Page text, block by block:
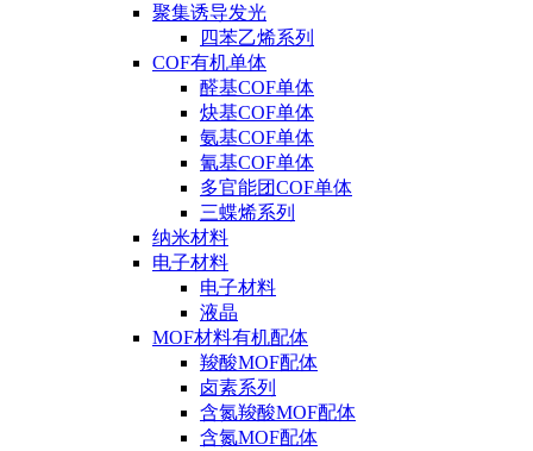
聚集诱导发光
四苯乙烯系列
COF有机单体
醛基COF单体
炔基COF单体
氨基COF单体
氰基COF单体
多官能团COF单体
三蝶烯系列
纳米材料
电子材料
电子材料
液晶
MOF材料有机配体
羧酸MOF配体
卤素系列
含氮羧酸MOF配体
含氮MOF配体